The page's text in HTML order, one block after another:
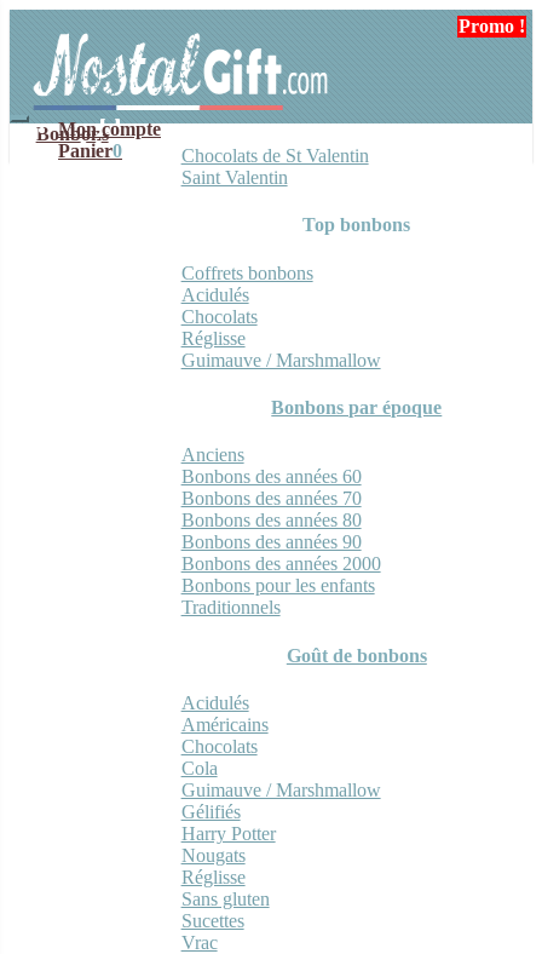
navigation
contenu
Mon compte
Panier0
Bonbons
Chocolats de St Valentin
Saint Valentin
Top bonbons
Coffrets bonbons
Acidulés
Chocolats
Réglisse
Guimauve / Marshmallow
Bonbons par époque
Anciens
Bonbons des années 60
Bonbons des années 70
Bonbons des années 80
Bonbons des années 90
Bonbons des années 2000
Bonbons pour les enfants
Traditionnels
Goût de bonbons
Acidulés
Américains
Chocolats
Cola
Guimauve / Marshmallow
Gélifiés
Harry Potter
Nougats
Réglisse
Sans gluten
Sucettes
Vrac
Promo !